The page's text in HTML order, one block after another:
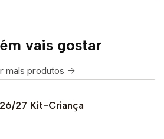
vais gostar
mais produtos
27 Kit-Criança